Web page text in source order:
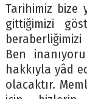
Tarihimiz bize
gittiğimizi
Ben
hakkıyla yâd
olacaktır.